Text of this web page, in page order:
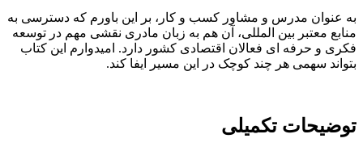
به عنوان مدرس و مشاور کسب و کار، بر این باورم که دسترسی به
منابع معتبر بین المللی، آن هم به زبان مادری نقشی مهم در توسعه
فکری و حرفه ای فعالان اقتصادی کشور دارد. امیدوارم این کتاب
بتواند سهمی هر چند کوچک در این مسیر ایفا کند.
توضیحات تکمیلی